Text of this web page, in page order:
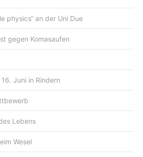
physics“ an der Uni Due
gegen Komasaufen
Juni in Rindern
Lebens
Wesel